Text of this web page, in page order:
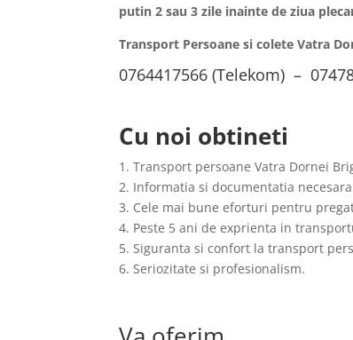
putin 2 sau 3 zile inainte de ziua
Transport Persoane si colete Vatra
0764417566 (Telekom) –
Cu noi obtineti
1. Transport persoane Vatra Dornei
2. Informatia si documentatia
3. Cele mai bune eforturi pentru
4. Peste 5 ani de exprienta in
5. Siguranta si confort la transport
6. Seriozitate si profesionalism.